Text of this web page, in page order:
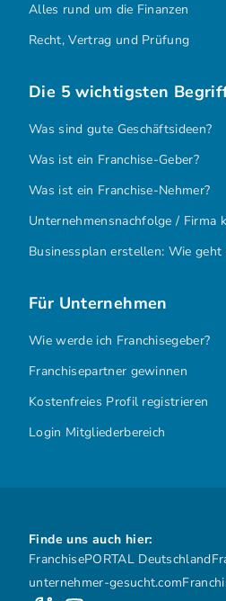
Alles rund um die Finanzen
Recht, Vertrag und Prüfung
Die 5 wichtigsten
Was sind gute Geschäftsideen?
Was ist ein Franchise-Geber?
Was ist ein Franchise-Nehmer?
Unternehmensnachfolge / Firma
Businessplan erstellen: Wie geht
Für Unternehmen
Wie werde ich Franchisegeber?
Franchisepartner gewinnen
Kostenfreies Profil registrieren
Login Mitgliederbereich
Finde uns auch hier:
FranchisePORTAL Deutschland
unternehmer-gesucht.com